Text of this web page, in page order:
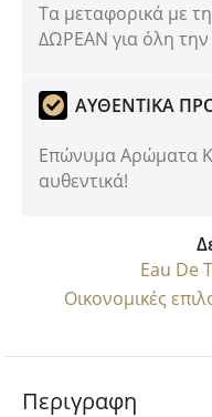
Tα μεταφορικά με
ΔΩΡΕΑΝ για όλη
ΑΥΘΕΝΤΙΚΑ
Επώνυμα Αρώματα
αυθεντικά!
Eau De
Οικονομικές
Περιγραφη